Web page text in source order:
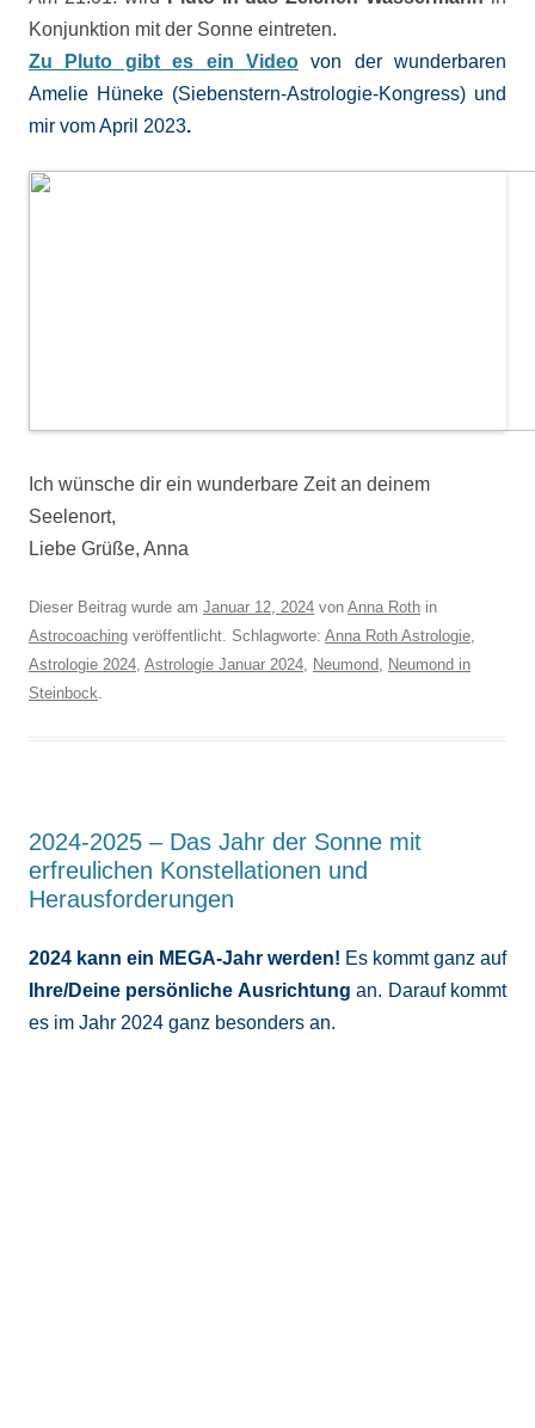
Konjunktion mit der Sonne eintreten.
Zu Pluto gibt es ein Videovon der wunderbaren
Amelie Hüneke (Siebenstern-Astrologie-Kongress) und
mir vom April 2023.
Ich wünsche dir ein wunderbare Zeit an deinem
Seelenort,
Liebe Grüße, Anna
Dieser Beitrag wurde am Januar 12, 2024 von Anna Roth in
Astrocoaching veröffentlicht. Schlagworte: Anna Roth Astrologie,
Astrologie 2024, Astrologie Januar 2024, Neumond, Neumond in
Steinbock.
2024-2025 – Das Jahr der Sonne mit
erfreulichen Konstellationen und
Herausforderungen
2024 kann ein MEGA-Jahr werden! Es kommt ganz auf
Ihre/Deine persönliche Ausrichtung an. Darauf kommt
es im Jahr 2024 ganz besonders an.